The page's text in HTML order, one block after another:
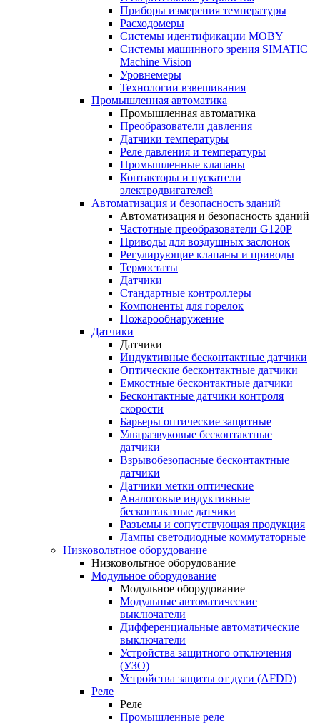
Приборы измерения температуры
Расходомеры
Системы идентификации MOBY
Системы машинного зрения SIMATIC
Machine Vision
Уровнемеры
Технологии взвешивания
Промышленная автоматика
Промышленная автоматика
Преобразователи давления
Датчики температуры
Реле давления и температуры
Промышленные клапаны
Контакторы и пускатели
электродвигателей
Автоматизация и безопасность зданий
Автоматизация и безопасность зданий
Частотные преобразователи G120P
Приводы для воздушных заслонок
Регулирующие клапаны и приводы
Термостаты
Датчики
Стандартные контроллеры
Компоненты для горелок
Пожарообнаружение
Датчики
Датчики
Индуктивные бесконтактные датчики
Оптические бесконтактные датчики
Емкостные бесконтактные датчики
Бесконтактные датчики контроля
скорости
Барьеры оптические защитные
Ультразвуковые бесконтактные
датчики
Взрывобезопасные бесконтактные
датчики
Датчики метки оптические
Аналоговые индуктивные
бесконтактные датчики
Разъемы и сопутствующая продукция
Лампы светодиодные коммутаторные
Низковольтное оборудование
Низковольтное оборудование
Модульное оборудование
Модульное оборудование
Модульные автоматические
выключатели
Дифференциальные автоматические
выключатели
Устройства защитного отключения
(УЗО)
Устройства защиты от дуги (AFDD)
Реле
Реле
Промышленные реле